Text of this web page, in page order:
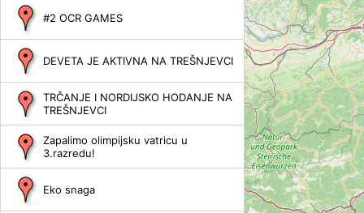
#2 OCR GAMES
DEVETA JE AKTIVNA NA TREŠNJEVCI
TRČANJE I NORDIJSKO HODANJE NA
TREŠNJEVCI
Zapalimo olimpijsku vatricu u
3.razredu!
Eko snaga